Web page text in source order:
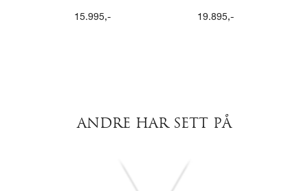
15.995,- 19.895,-
ANDRE HAR SETT PÅ